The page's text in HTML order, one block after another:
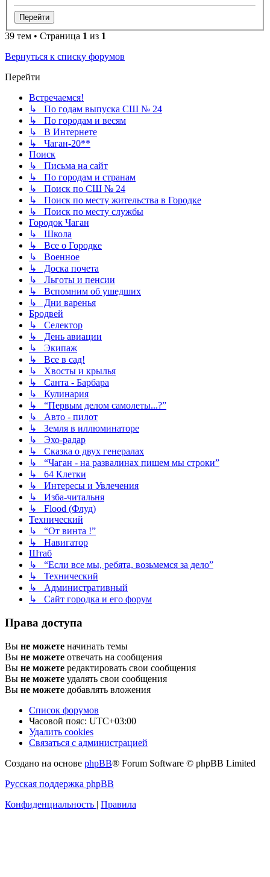
39 тем • Страница 1 из 1
Вернуться к списку форумов
Перейти
Встречаемся!
↳ По годам выпуска СШ № 24
↳ По городам и весям
↳ В Интернете
↳ Чаган-20**
Поиск
↳ Письма на сайт
↳ По городам и странам
↳ Поиск по СШ № 24
↳ Поиск по месту жительства в Городке
↳ Поиск по месту службы
Городок Чаган
↳ Школа
↳ Все о Городке
↳ Военное
↳ Доска почета
↳ Льготы и пенсии
↳ Вспомним об ушедших
↳ Дни варенья
Бродвей
↳ Селектор
↳ День авиации
↳ Экипаж
↳ Все в сад!
↳ Хвосты и крылья
↳ Санта - Барбара
↳ Кулинария
↳ “Первым делом самолеты...?”
↳ Авто - пилот
↳ Земля в иллюминаторе
↳ Эхо-радар
↳ Сказка о двух генералах
↳ “Чаган - на развалинах пишем мы строки”
↳ 64 Клетки
↳ Интересы и Увлечения
↳ Изба-читальня
↳ Flood (Флуд)
Технический
↳ “От винта !”
↳ Навигатор
Штаб
↳ “Если все мы, ребята, возьмемся за дело”
↳ Технический
↳ Административный
↳ Сайт городка и его форум
Права доступа
Вы не можете начинать темы
Вы не можете отвечать на сообщения
Вы не можете редактировать свои сообщения
Вы не можете удалять свои сообщения
Вы не можете добавлять вложения
Список форумов
Часовой пояс: UTC+03:00
Удалить cookies
Связаться с администрацией
Создано на основе phpBB® Forum Software © phpBB Limited
Русская поддержка phpBB
Конфиденциальность | Правила